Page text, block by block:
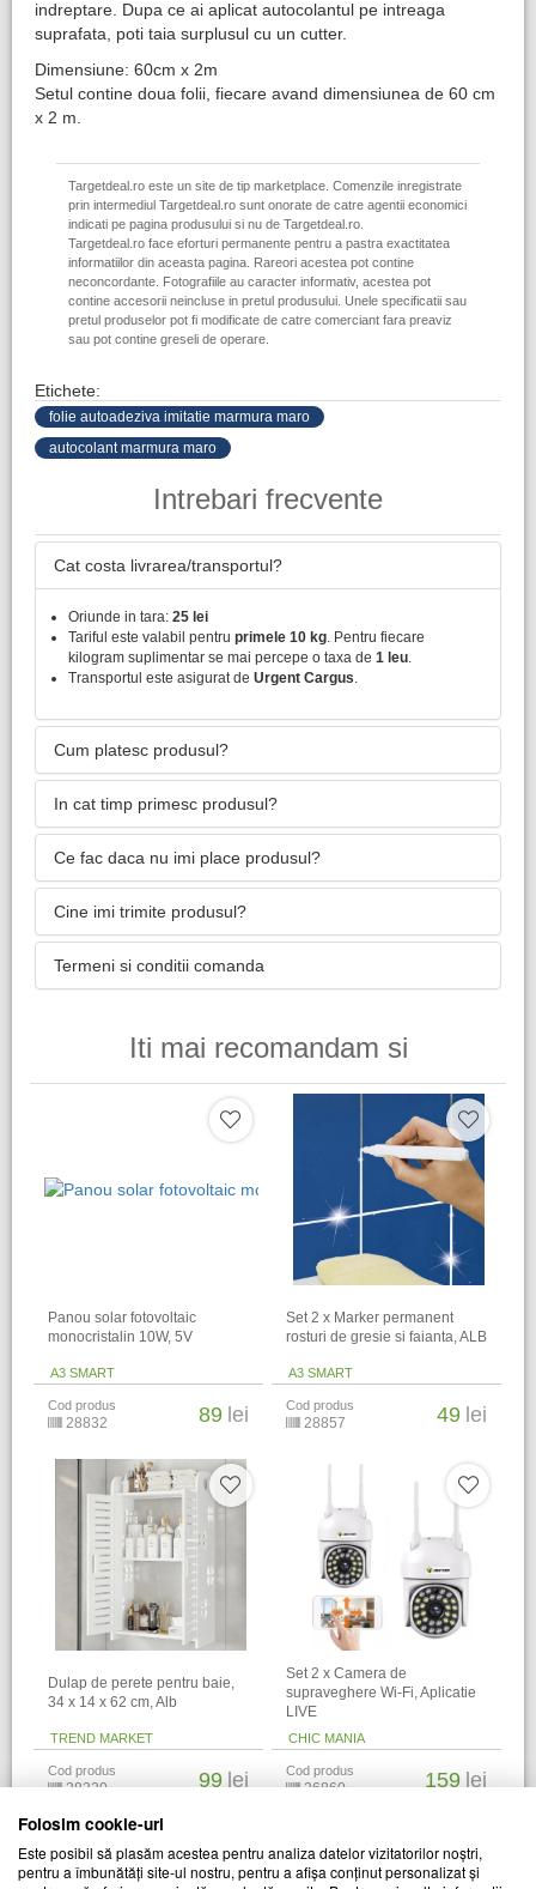
indreptare. Dupa ce ai aplicat autocolantul pe intreaga
suprafata, poti taia surplusul cu un cutter.
Dimensiune: 60cm x 2m
Setul contine doua folii, fiecare avand dimensiunea de 60 cm
x 2 m.
Targetdeal.ro este un site de tip marketplace. Comenzile inregistrate
prin intermediul Targetdeal.ro sunt onorate de catre agentii economici
indicati pe pagina produsului si nu de Targetdeal.ro.
Targetdeal.ro face eforturi permanente pentru a pastra exactitatea
informatiilor din aceasta pagina. Rareori acestea pot contine
neconcordante. Fotografiile au caracter informativ, acestea pot
contine accesorii neincluse in pretul produsului. Unele specificatii sau
pretul produselor pot fi modificate de catre comerciant fara preaviz
sau pot contine greseli de operare.
Etichete:
folie autoadeziva imitatie marmura maro
autocolant marmura maro
Intrebari frecvente
Cat costa livrarea/transportul?
Oriunde in tara: 25 lei
Tariful este valabil pentru primele 10 kg. Pentru fiecare
kilogram suplimentar se mai percepe o taxa de 1 leu.
Transportul este asigurat de Urgent Cargus.
Cum platesc produsul?
In cat timp primesc produsul?
Ce fac daca nu imi place produsul?
Cine imi trimite produsul?
Termeni si conditii comanda
Iti mai recomandam si
Panou solar fotovoltaic
monocristalin 10W, 5V
A3 SMART
Cod produs
28832 89 lei
Set 2 x Marker permanent
rosturi de gresie si faianta, ALB
A3 SMART
Cod produs
28857 49 lei
Dulap de perete pentru baie,
34 x 14 x 62 cm​, Alb
TREND MARKET
Cod produs
28320 99 lei
Set 2 x Camera de
supraveghere Wi-Fi, Aplicatie
LIVE
CHIC MANIA
Cod produs
26860 159 lei
Alti clienti au vizitat si
Folosim cookie-uri
Este posibil să plasăm acestea pentru analiza datelor vizitatorilor noștri,
pentru a îmbunătăți site-ul nostru, pentru a afișa conținut personalizat și